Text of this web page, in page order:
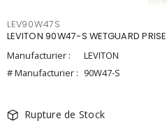
LEV90W47S
LEVITON 90W47-S WETGUARD
Manufacturier :
LEVITON
# Manufacturier : 90W47-S
Rupture de Stock